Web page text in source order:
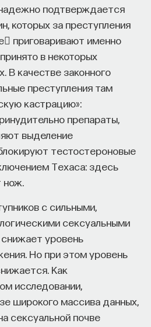
подтверждается
которых за преступления
приговаривают именно
в некоторых
В качестве законного
преступления там
кастрацию»:
препараты,
выделение
тестостероновые
Техаса: здесь
с сильными,
сексуальными
уровень
Но при этом уровень
Как
исследовании,
широкого массива данных,
сексуальной почве